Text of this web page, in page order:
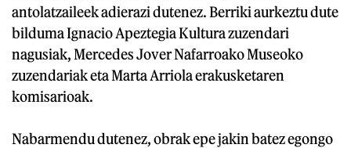
antolatzaileek adierazi dutenez. Berriki aurkeztu dute
bilduma Ignacio Apeztegia Kultura zuzendari
nagusiak, Mercedes Jover Nafarroako Museoko
zuzendariak eta Marta Arriola erakusketaren
komisarioak.
Nabarmendu dutenez, obrak epe jakin batez egongo